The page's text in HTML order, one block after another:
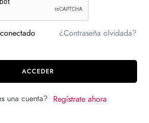
¿Contraseña olvidada?
ACCEDER
una cuenta? Regístrate ahora